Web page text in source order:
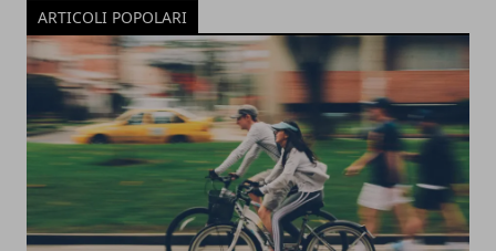
ARTICOLI POPOLARI